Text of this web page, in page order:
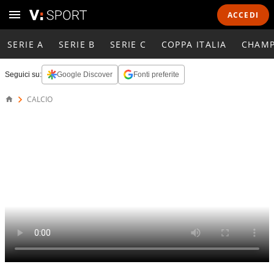
ACCEDI
SERIE A SERIE B SERIE C COPPA ITALIA
Seguici su: Google Discover Fonti preferite
CALCIO